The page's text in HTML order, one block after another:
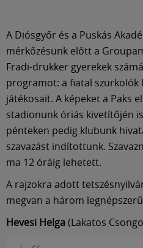
A Diósgyőr és a Puskás
mérkőzésünk előtt a
Fradi-drukker gyerekek
programot: a fiatal szurkolók
játékosait. A képeket a Paks
stadionunk óriás kivetítőjén
pénteken pedig klubunk
szavazást indítottunk.
ma 12 óráig lehetett.
A rajzokra adott
megvan a három
Hevesi Helga(Lakatos
Shop
Közösség
Múzeum
English